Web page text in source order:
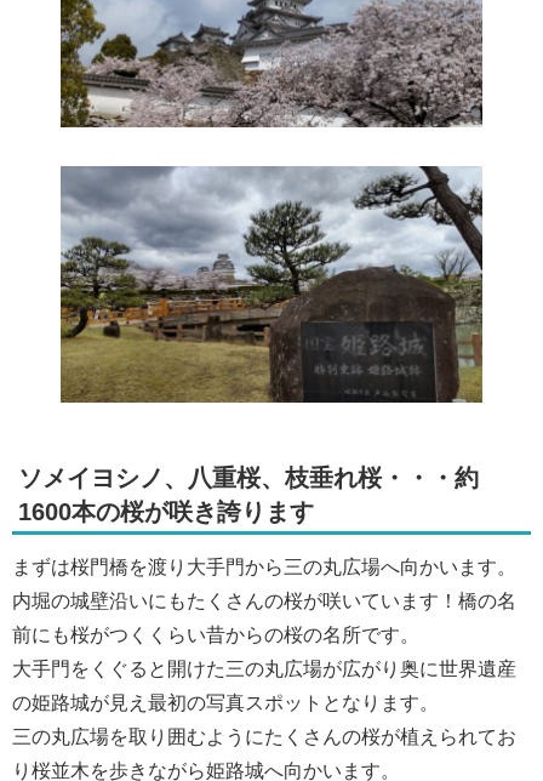
ソメイヨシノ、八重桜、枝垂れ桜・・・約
1600本の桜が咲き誇ります
まずは桜門橋を渡り大手門から三の丸広場へ向かいます。
内堀の城壁沿いにもたくさんの桜が咲いています！橋の名
前にも桜がつくくらい昔からの桜の名所です。
大手門をくぐると開けた三の丸広場が広がり奥に世界遺産
の姫路城が見え最初の写真スポットとなります。
三の丸広場を取り囲むようにたくさんの桜が植えられてお
り桜並木を歩きながら姫路城へ向かいます。